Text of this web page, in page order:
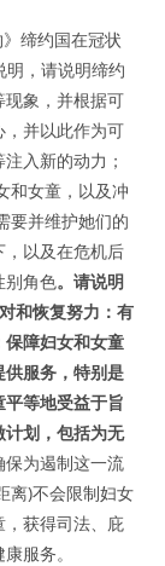
缔约国在冠状
明，请说明缔约
现象，并根据可
并以此作为可
入新的动力；
和女童，以及冲
要并维护她们的
以及在危机后
别角色。请说明
和恢复努力：有
障妇女和女童
服务，特别是
等地受益于旨
计划，包括为无
保为遏制这一流
离)不会限制妇女
获得司法、庇
服务。